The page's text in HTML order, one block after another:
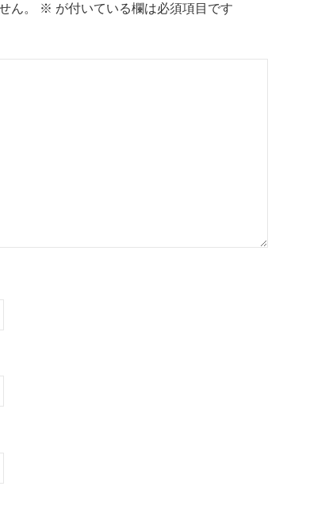
ん。 ※ が付いている欄は必須項目です